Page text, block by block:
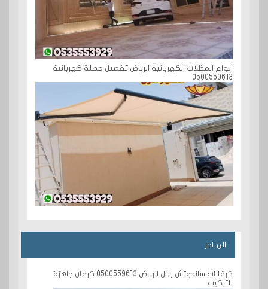
انواع المظلات الكهربائية الرياض تفصيل مظلة كهربائية
0500559613
الهناجر
كرفانات ساندوتش بانل الرياض 0500559613 كرفان جاهزة
للتركيب